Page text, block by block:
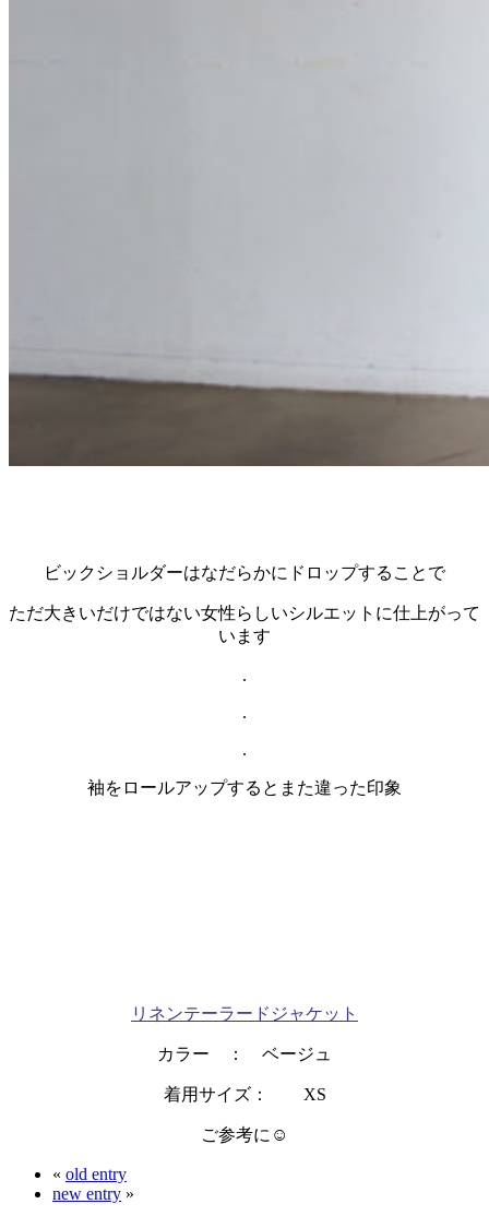
ビックショルダーはなだらかにドロップすることで
ただ大きいだけではない女性らしいシルエットに仕上がって
います
.
.
.
袖をロールアップするとまた違った印象
リネンテーラードジャケット
カラー ： ベージュ
着用サイズ： XS
ご参考に☺
« old entry
new entry »